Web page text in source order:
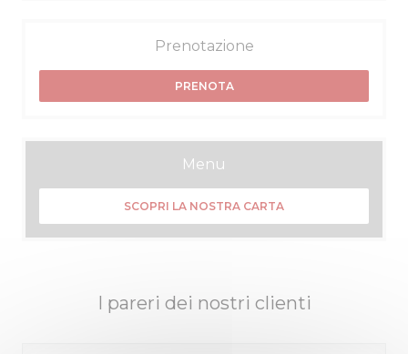
I pareri dei nostri clienti
Prenotazione
PRENOTA
Menu
SCOPRI LA NOSTRA CARTA